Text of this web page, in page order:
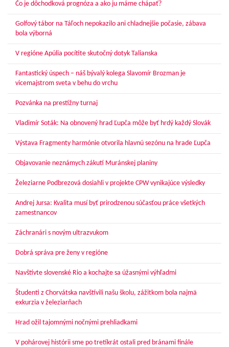
Čo je dôchodková prognóza a ako ju máme chápať?
Golfový tábor na Táľoch nepokazilo ani chladnejšie počasie, zábava
bola výborná
V regióne Apúlia pocítite skutočný dotyk Talianska
Fantastický úspech – náš bývalý kolega Slavomír Brozman je
vicemajstrom sveta v behu do vrchu
Pozvánka na prestížny turnaj
Vladimír Soták: Na obnovený hrad Ľupča môže byť hrdý každý Slovák
Výstava Fragmenty harmónie otvorila hlavnú sezónu na hrade Ľupča
Objavovanie neznámych zákutí Muránskej planiny
Železiarne Podbrezová dosiahli v projekte CPW vynikajúce výsledky
Andrej Jursa: Kvalita musí byť prirodzenou súčasťou práce všetkých
zamestnancov
Záchranári s novým ultrazvukom
Dobrá správa pre ženy v regióne
Navštívte slovenské Rio a kochajte sa úžasnými výhľadmi
Študenti z Chorvátska navštívili našu školu, zážitkom bola najmä
exkurzia v železiarňach
Hrad ožil tajomnými nočnými prehliadkami
V pohárovej histórii sme po tretíkrát ostali pred bránami finále